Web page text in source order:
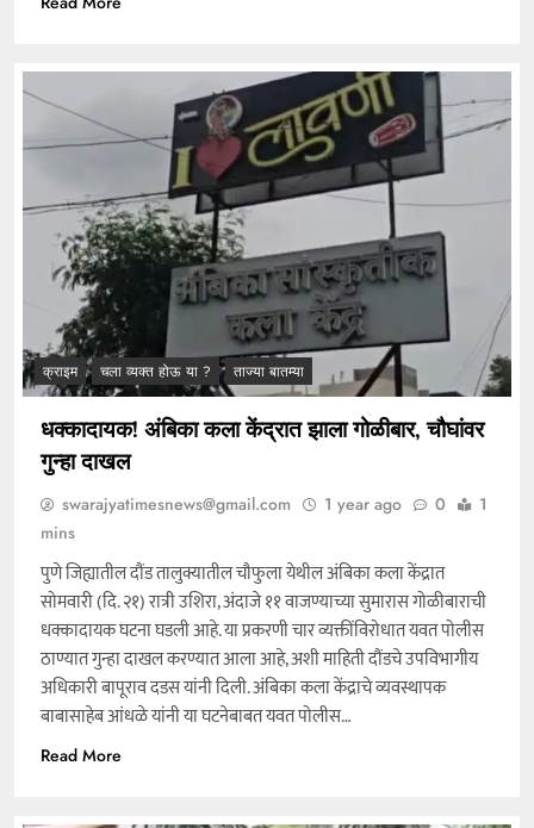
क्राइम चला व्यक्त होऊ या ? ताज्या बातम्या
धक्कादायक! अंबिका कला केंद्रात झाला गोळीबार, चौघांवर
गुन्हा दाखल
swarajyatimesnews@gmail.com 1 year ago 0
1
mins
पुणे जिह्यातील दौंड तालुक्यातील चौफुला येथील अंबिका कला केंद्रात
सोमवारी (दि. २१) रात्री उशिरा, अंदाजे ११ वाजण्याच्या सुमारास गोळीबाराची
धक्कादायक घटना घडली आहे. या प्रकरणी चार व्यक्तींविरोधात यवत पोलीस
ठाण्यात गुन्हा दाखल करण्यात आला आहे, अशी माहिती दौंडचे उपविभागीय
अधिकारी बापूराव दडस यांनी दिली. अंबिका कला केंद्राचे व्यवस्थापक
बाबासाहेब आंधळे यांनी या घटनेबाबत यवत पोलीस…
Read More